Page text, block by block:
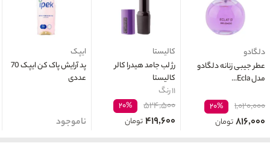
دلگادو
عطر جیبی زنانه دلگادو
مدل Ecla...
۱,۰۲۰,۰۰۰ ۲۰%
۸۱۶,۰۰۰تومان
کالیستا
رژ لب جامد هیدرا کالر
کالیستا
۱۱ رنگ
۵۲۴,۵۰۰ ۲۰%
۴۱۹,۶۰۰تومان
ایپک
پد آرایش پاک کن ایپک 70
عددی
ناموجود